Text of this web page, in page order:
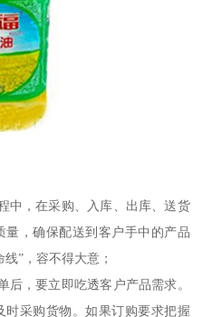
中，在采购、入库、出库、送货
，确保配送到客户手中的产品
”，容不得大意；
后，要立即吃透客户产品需求。
采购货物。如果订购要求把握